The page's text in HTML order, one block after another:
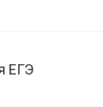
ЕГЭ